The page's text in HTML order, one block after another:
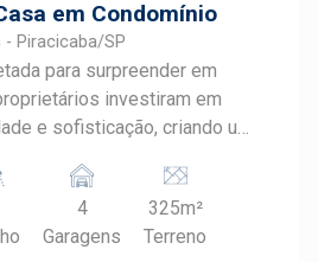
em Condomínio
- Piracicaba/SP
para surpreender em
investiram em
e sofisticação, criando um
ambientes
natural é protagonista em
4
Garagens
325m²
Terreno